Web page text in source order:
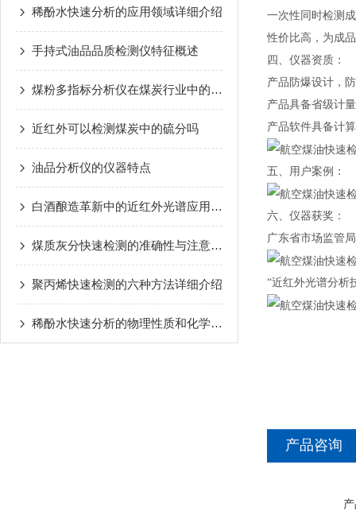
稀酚水快速分析的应用领域详细介绍
手持式油品品质检测仪特征概述
煤粉多指标分析仪在煤炭行业中的实践案例
近红外可以检测煤炭中的硫分吗
油品分析仪的仪器特点
白酒酿造革新中的近红外光谱应用：西派特检测技术的实践价值
煤质灰分快速检测的准确性与注意事项介绍
聚丙烯快速检测的六种方法详细介绍
稀酚水快速分析的物理性质和化学性质测试
一次性同时检测
性价比高，为成
四、仪器资质：
产品防爆设计，
产品具备省级计
产品软件具备计
五、用户案例：
六、仪器获奖：
广东省市场监管
“近红外光谱分析
产品咨询